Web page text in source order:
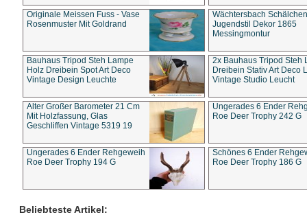
Originale Meissen Fuss - Vase
Rosenmuster Mit Goldrand
Wächtersbach Schälchen
Jugendstil Dekor 1865
Messingmontur
Bauhaus Tripod Steh Lampe
Holz Dreibein Spot Art Deco
Vintage Design Leuchte
2x Bauhaus Tripod Steh
Dreibein Stativ Art Deco
Vintage Studio Leucht
Alter Großer Barometer 21 Cm
Mit Holzfassung, Glas
Geschliffen Vintage 5319 19
Ungerades 6 Ender
Roe Deer Trophy 242 G
Ungerades 6 Ender Rehgeweih
Roe Deer Trophy 194 G
Schönes 6 Ender
Roe Deer Trophy 186 G
Beliebteste Artikel: